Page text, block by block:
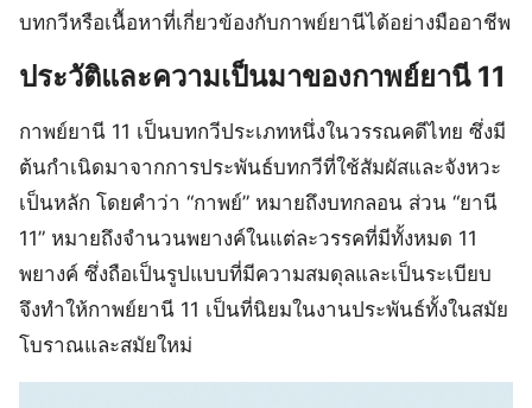
บทกวีหรือเนื้อหาที่เกี่ยวข้องกับกาพย์ยานีได้อย่างมืออาชีพ
ประวัติและความเป็นมาของกาพย์ยานี 11
กาพย์ยานี 11 เป็นบทกวีประเภทหนึ่งในวรรณคดีไทย ซึ่งมี
ต้นกำเนิดมาจากการประพันธ์บทกวีที่ใช้สัมผัสและจังหวะ
เป็นหลัก โดยคำว่า “กาพย์” หมายถึงบทกลอน ส่วน “ยานี
11” หมายถึงจำนวนพยางค์ในแต่ละวรรคที่มีทั้งหมด 11
พยางค์ ซึ่งถือเป็นรูปแบบที่มีความสมดุลและเป็นระเบียบ
จึงทำให้กาพย์ยานี 11 เป็นที่นิยมในงานประพันธ์ทั้งในสมัย
โบราณและสมัยใหม่